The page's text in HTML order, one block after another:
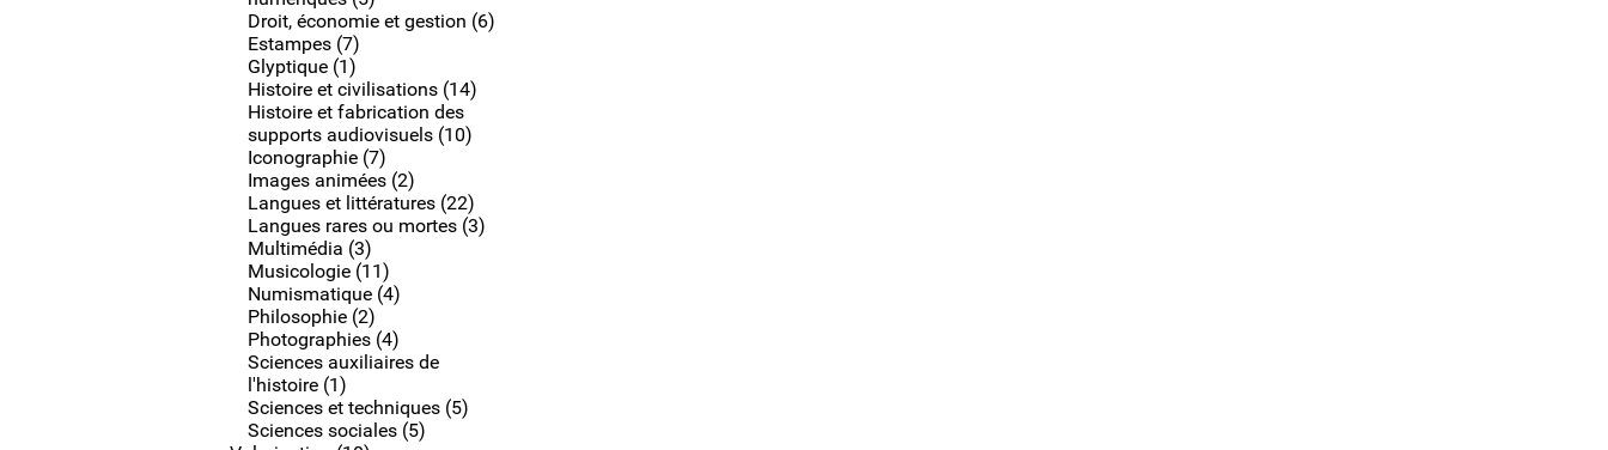
Droit, économie et gestion (6)
Estampes (7)
Glyptique (1)
Histoire et civilisations (14)
Histoire et fabrication des
supports audiovisuels (10)
Iconographie (7)
Images animées (2)
Langues et littératures (22)
Langues rares ou mortes (3)
Multimédia (3)
Musicologie (11)
Numismatique (4)
Philosophie (2)
Photographies (4)
Sciences auxiliaires de
l'histoire (1)
Sciences et techniques (5)
Sciences sociales (5)